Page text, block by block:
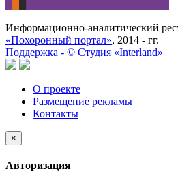
Информационно-аналитический
«Похоронный портал», 2014 - гг.
Поддержка - © Cтудия «Interland»
О проекте
Размещение рекламы
Контакты
×
Авторизация